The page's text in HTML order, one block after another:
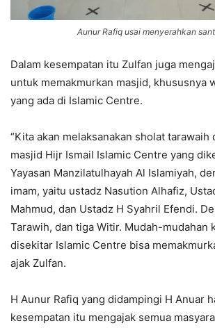
Aunur Rafiq usai menyerahkan
Dalam kesempatan itu Zulfan juga
untuk memakmurkan masjid, khususnya
yang ada di Islamic Centre.
“Kita akan melaksanakan sholat tarawaih
masjid Hijr Ismail Islamic Centre yang
Yayasan Manzilatulhayah Al Islamiyah,
imam, yaitu ustadz Nasution Alhafiz,
Mahmud, dan Ustadz H Syahril Efendi.
Tarawih, dan tiga Witir. Mudah-mudahan
disekitar Islamic Centre bisa
ajak Zulfan.
H Aunur Rafiq yang didampingi H Anuar
kesempatan itu mengajak semua